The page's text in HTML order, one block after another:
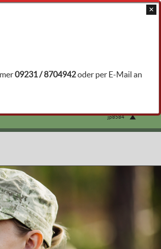
jp8584
09231 / 8704942oder per E-Mail an